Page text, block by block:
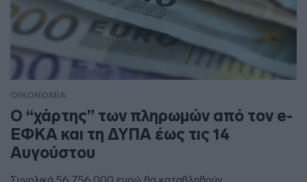
ΟΙΚΟΝΟΜΙΑ
Ο “χάρτης” των πληρωμών από τον e-
ΕΦΚΑ και τη ΔΥΠΑ έως τις 14
Αυγούστου
Συνολικά 56.756.000 ευρώ θα καταβληθούν